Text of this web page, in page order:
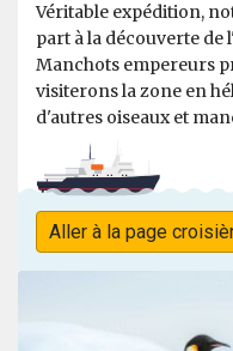
Véritable expédition,
part à la découverte
Manchots empereurs
visiterons la zone en
d'autres oiseaux et
Aller à la page